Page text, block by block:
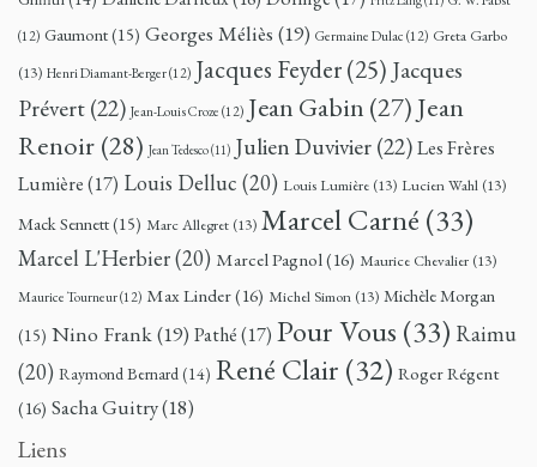
(12) Gaumont(15) Georges Méliès (19) Germaine Dulac (12) Greta Garbo
(13) Henri Diamant-Berger(12) Jacques Feyder(25) Jacques
Prévert(22) Jean-Louis Croze (12) Jean Gabin (27) Jean
Renoir (28) Jean Tedesco(11) Julien Duvivier(22)Les Frères
Lumière(17) Louis Delluc (20) Louis Lumière (13) Lucien Wahl (13)
Mack Sennett(15) Marc Allegret (13) Marcel Carné (33)
Marcel L'Herbier(20) Marcel Pagnol(16) Maurice Chevalier (13)
Maurice Tourneur(12) Max Linder(16) Michel Simon (13) Michèle Morgan
(15) Nino Frank(19) Pathé(17) Pour Vous (33) Raimu
(20) Raymond Bernard(14) René Clair (32) Roger Régent
(16) Sacha Guitry(18)
Liens